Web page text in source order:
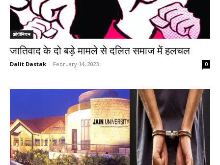
ओपीनियन
जातिवाद के दो बड़े मामले से दलित समाज में हलचल
Dalit Dastak - February 14, 2023 0